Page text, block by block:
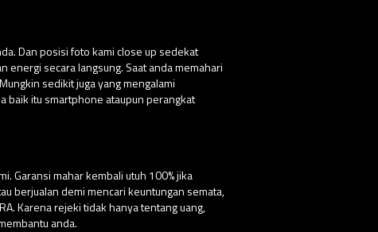
Dan posisi foto kami close up sedekat
energi secara langsung. Saat anda memahari
sedikit juga yang mengalami
baik itu smartphone ataupun perangkat
Garansi mahar kembali utuh 100% jika
berjualan demi mencari keuntungan semata,
Karena rejeki tidak hanya tentang uang,
anda.